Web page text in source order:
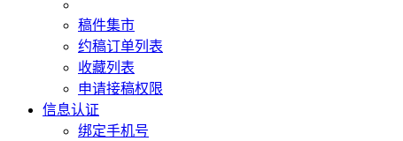
稿件集市
约稿订单列表
收藏列表
申请接稿权限
信息认证
绑定手机号